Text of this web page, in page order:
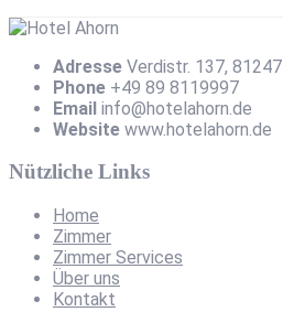
Adresse Verdistr. 137,
Phone +49 89 8119997
Email info@hotelahorn.de
Website www.hotelahorn.de
Nützliche Links
Home
Zimmer
Zimmer Services
Über uns
Kontakt